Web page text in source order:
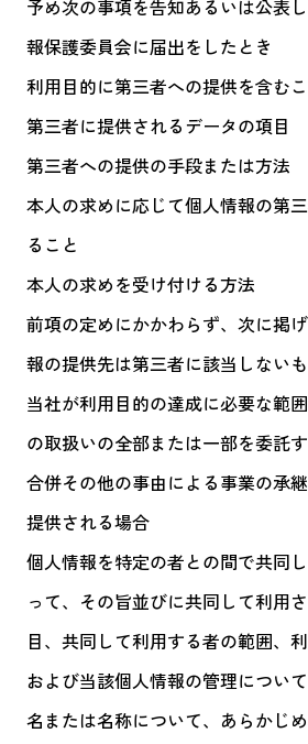
予め次の事項を告知あるいは公表
報保護委員会に届出をしたとき
利用目的に第三者への提供を含む
第三者に提供されるデータの項目
第三者への提供の手段または方法
本人の求めに応じて個人情報の第
ること
本人の求めを受け付ける方法
前項の定めにかかわらず、次に掲
報の提供先は第三者に該当しないも
当社が利用目的の達成に必要な範
の取扱いの全部または一部を委託
合併その他の事由による事業の承
提供される場合
個人情報を特定の者との間で共同
って、その旨並びに共同して利用
目、共同して利用する者の範囲、
および当該個人情報の管理につい
名または名称について、あらかじ